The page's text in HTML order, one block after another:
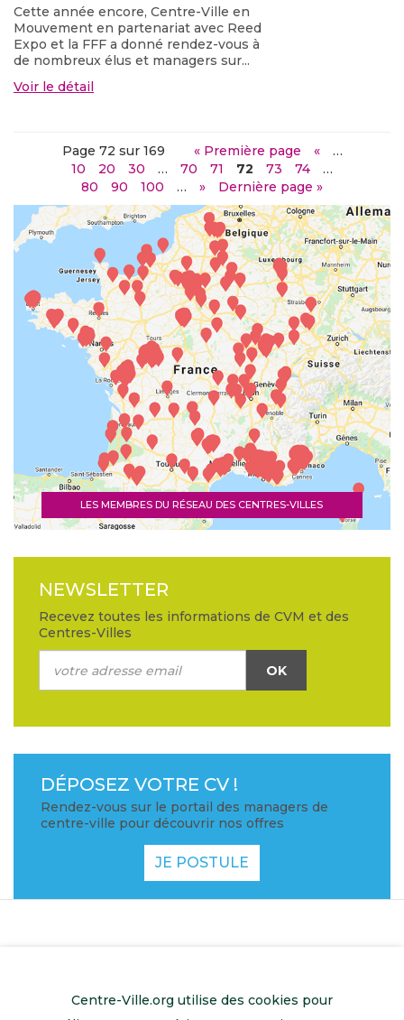
Cette année encore, Centre-Ville en
Mouvement en partenariat avec Reed
Expo et la FFF a donné rendez-vous à
de nombreux élus et managers sur...
Voir le détail
Page 72 sur 169 « Première page «
…
10
20 30 … 70 71 72 73 74
…
80
90 100 … » Dernière page »
LES MEMBRES DU RÉSEAU DES CENTRES-VILLES
NEWSLETTER
Recevez toutes les informations de CVM et des
Centres-Villes
OK
DÉPOSEZ VOTRE CV !
Rendez-vous sur le portail des managers de
centre-ville pour découvrir nos offres
JE POSTULE
Centre-Ville.org utilise des cookies pour